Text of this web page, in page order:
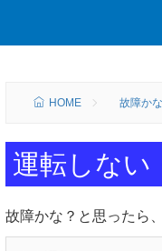
HOME 故障か
運転しない
故障かな？と思ったら